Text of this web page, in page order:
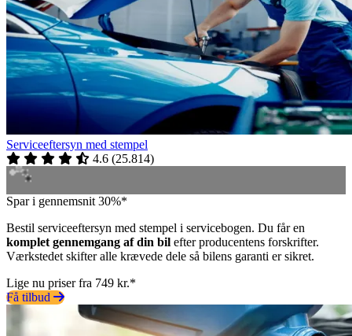
Serviceeftersyn med stempel
4.6 (25.814)
Spar i gennemsnit 30%*
Bestil serviceeftersyn med stempel i servicebogen. Du får en
komplet gennemgang af din bil efter producentens forskrifter.
Værkstedet skifter alle krævede dele så bilens garanti er sikret.
Lige nu priser fra 749 kr.*
Få tilbud